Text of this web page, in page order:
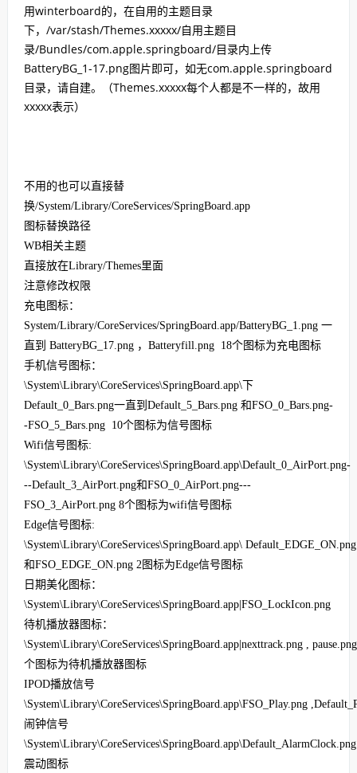
用winterboard的，在自用的主题目录
下，/var/stash/Themes.xxxxx/自用主题目
录/Bundles/com.apple.springboard/目录内上传
BatteryBG_1-17.png图片即可，如无com.apple.springboard
目录，请自建。（Themes.xxxxx每个人都是不一样的，故用
xxxxx表示）
不用的也可以直接替
换/System/Library/CoreServices/SpringBoard.app
图标替换路径
WB相关主题
直接放在Library/Themes里面
注意修改权限
充电图标：
System/Library/CoreServices/SpringBoard.app/BatteryBG_1.png 一
直到 BatteryBG_17.png ， Batteryfill.png 18个图标为充电图标
手机信号图标：
\System\Library\CoreServices\SpringBoard.app\下
Default_0_Bars.png一直到 Default_5_Bars.png 和FSO_0_Bars.png-
-FSO_5_Bars.png 10个图标为信号图标
Wifi信号图标:
\System\Library\CoreServices\SpringBoard.app\Default_0_AirPort.png-
--Default_3_AirPort.png和FSO_0_AirPort.png---
FSO_3_AirPort.png 8个图标为wifi信号图标
Edge信号图标:
\System\Library\CoreServices\SpringBoard.app\ Default_EDGE_ON.png
和FSO_EDGE_ON.png 2图标为Edge信号图标
日期美化图标：
\System\Library\CoreServices\SpringBoard.app|FSO_LockIcon.png
待机播放器图标：
\System\Library\CoreServices\SpringBoard.app|nexttrack.png ,
个图标为待机播放器图标
IPOD播放信号
\System\Library\CoreServices\SpringBoard.app\FSO_Play.png
闹钟信号
震动图标